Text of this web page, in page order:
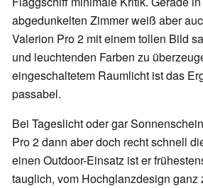
abgedunkelten Zimmer weiß aber
Valerion Pro 2 mit einem tollen Bild
und leuchtenden Farben zu
eingeschaltetem Raumlicht ist das
passabel.
Bei Tageslicht oder gar
Pro 2 dann aber doch recht schnell
einen Outdoor-Einsatz ist er
tauglich, vom Hochglanzdesign ganz